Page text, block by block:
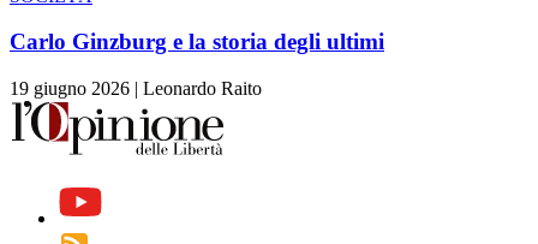
Carlo Ginzburg e la storia degli ultimi
19 giugno 2026 | Leonardo Raito